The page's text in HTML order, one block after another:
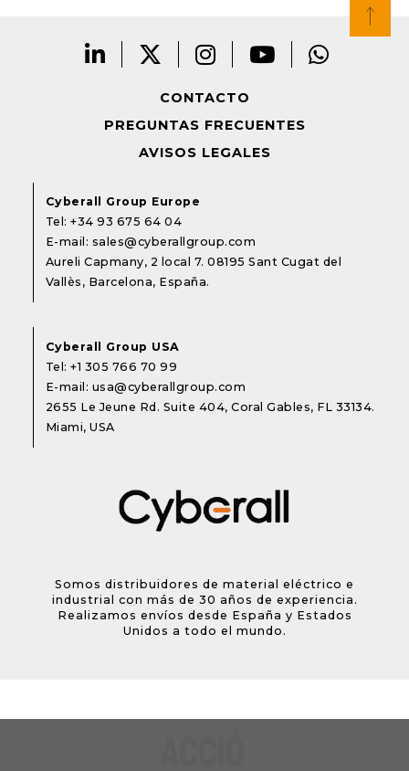
CONTACTO
PREGUNTAS FRECUENTES
AVISOS LEGALES
Cyberall Group Europe
Tel:+34 93 675 64 04
E-mail: sales@cyberallgroup.com
Aureli Capmany, 2 local 7. 08195 Sant Cugat del
Vallès, Barcelona, España.
Cyberall Group USA
Tel:+1 305 766 70 99
E-mail: usa@cyberallgroup.com
2655 Le Jeune Rd. Suite 404, Coral Gables, FL 33134.
Miami, USA
Somos distribuidores de material eléctrico e
industrial con más de 30 años de experiencia.
Realizamos envíos desde España y Estados
Unidos a todo el mundo.